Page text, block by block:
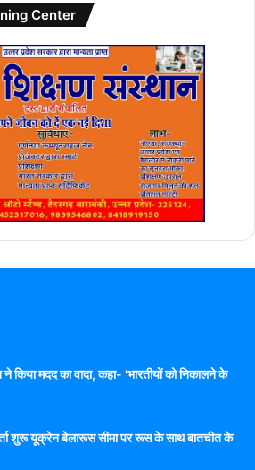
Center
मदद का वादा, कहा- ‘भारतीयों को निकालने के
शुरू यूक्रेन बेलारूस सीमा पर रूस के साथ बातचीत के